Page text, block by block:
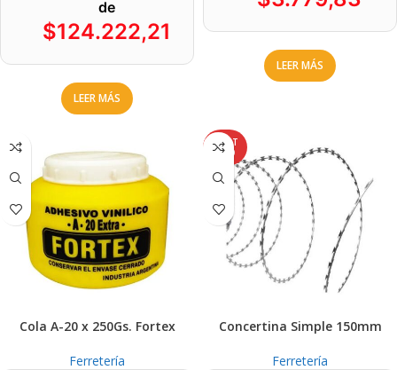
de
$124.222,21
LEER MÁS
LEER MÁS
Cola A-20 x 250Gs. Fortex
Ferretería
AGOT
ADO
Concertina Simple 150mm
Ferretería